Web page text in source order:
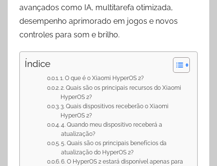
avançados como IA, multitarefa otimizada,
desempenho aprimorado em jogos e novos
controles para som e brilho.
Índice
1. O que é o Xiaomi HyperOS 2?
2. Quais são os principais recursos do Xiaomi
HyperOS 2?
3. Quais dispositivos receberão o Xiaomi
HyperOS 2?
4. Quando meu dispositivo receberá a
atualização?
5. Quais são os principais benefícios da
atualização do HyperOS 2?
6. O HyperOS 2 estará disponível apenas para